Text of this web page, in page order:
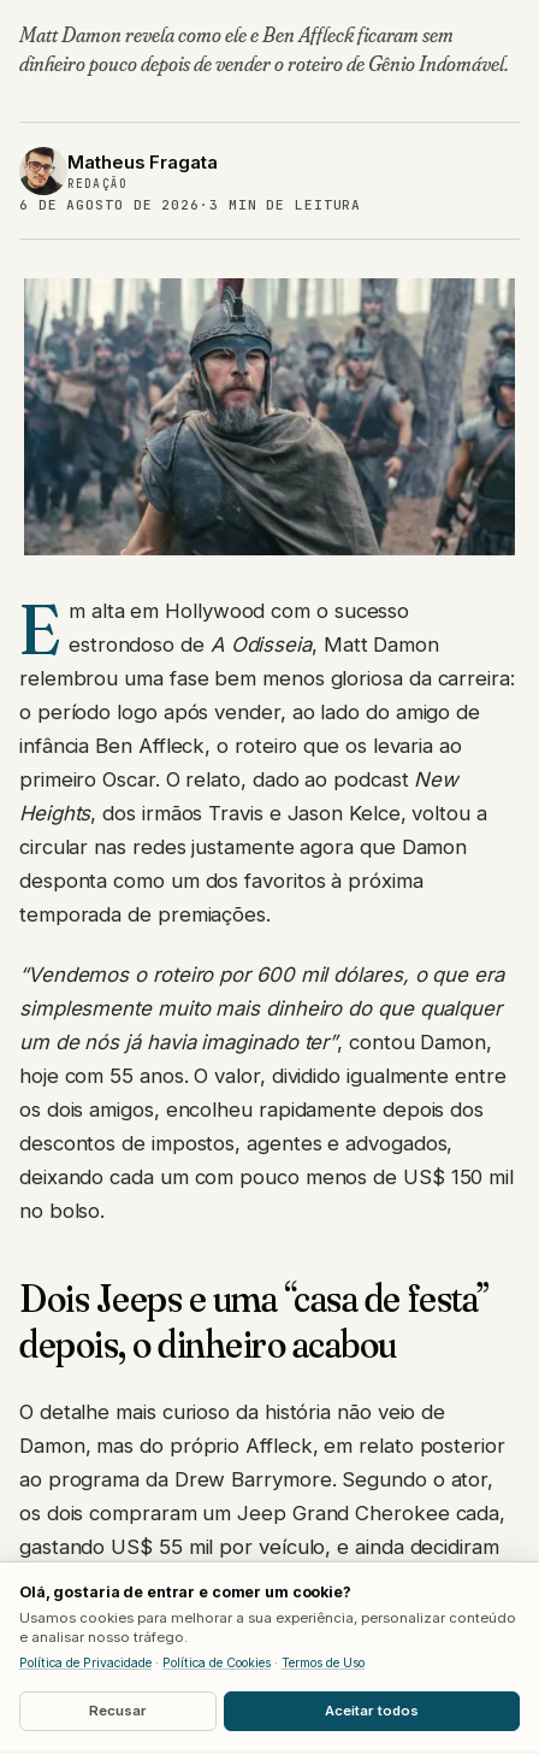
Matt Damon revela como ele e Ben Affleck ficaram sem
dinheiro pouco depois de vender o roteiro de Gênio Indomável.
Matheus Fragata
REDAÇÃO
6 DE AGOSTO DE 2026 · 3 MIN DE LEITURA
E m alta em Hollywood com o sucesso
estrondoso de A Odisseia, Matt Damon
relembrou uma fase bem menos gloriosa da carreira:
o período logo após vender, ao lado do amigo de
infância Ben Affleck, o roteiro que os levaria ao
primeiro Oscar. O relato, dado ao podcast New
Heights, dos irmãos Travis e Jason Kelce, voltou a
circular nas redes justamente agora que Damon
desponta como um dos favoritos à próxima
temporada de premiações.
“Vendemos o roteiro por 600 mil dólares, o que era
simplesmente muito mais dinheiro do que qualquer
um de nós já havia imaginado ter”, contou Damon,
hoje com 55 anos. O valor, dividido igualmente entre
os dois amigos, encolheu rapidamente depois dos
descontos de impostos, agentes e advogados,
deixando cada um com pouco menos de US$ 150 mil
no bolso.
Dois Jeeps e uma “casa de festa”
depois, o dinheiro acabou
O detalhe mais curioso da história não veio de
Damon, mas do próprio Affleck, em relato posterior
ao programa da Drew Barrymore. Segundo o ator,
os dois compraram um Jeep Grand Cherokee cada,
gastando US$ 55 mil por veículo, e ainda decidiram
alugar uma casa por US$ 5 mil ao mês próxima ao
Hollywood Bowl, batizada informalmente de “casa da
festa”. Seis meses depois, o dinheiro havia
Olá, gostaria de entrar e comer um cookie?
Usamos cookies para melhorar a sua experiência, personalizar conteúdo
e analisar nosso tráfego.
Política de Privacidade · Política de Cookies · Termos de Uso
Recusar Aceitar todos